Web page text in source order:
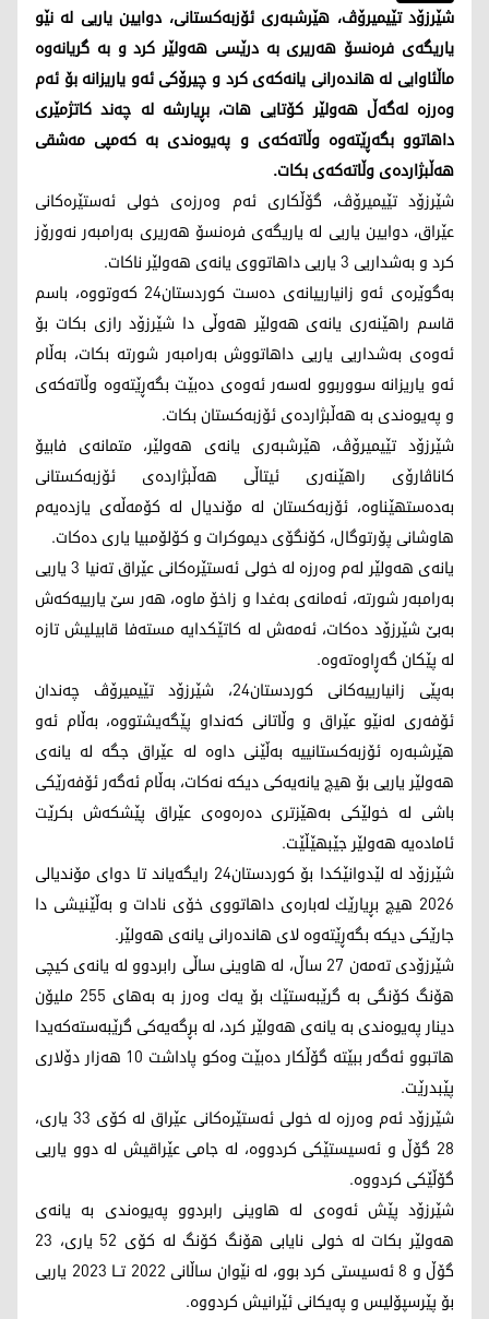
شێرزۆد تێیمیرۆڤ، هێرشبەری ئۆزبەكستانی، دوایین یاریی لە نێو
یاریگەی فرەنسۆ هەریری بە درێسی هەولێر كرد و بە گریانەوە
ماڵئاوایی لە هاندەرانی یانەكەی كرد و چیرۆكی ئەو یاریزانە بۆ ئەم
وەرزە لەگەڵ هەولێر كۆتایی هات، بڕیارشە لە چەند كاتژمێری
داهاتوو بگەڕێتەوە وڵاتەكەی و پەیوەندی بە كەمپی مەشقی
هەڵبژاردەی وڵاتەكەی بكات.
شێرزۆد تێیمیرۆڤ، گۆڵكاری ئەم وەرزەی خولی ئەستێرەكانی
عێراق، دوایین یاریی لە یاریگەی فرەنسۆ هەریری بەرامبەر نەورۆز
كرد و بەشداریی 3 یاریی داهاتووی یانەی هەولێر ناكات.
بەگوێرەی ئەو زانیارییانەی دەست كوردستان24 كەوتووە، باسم
قاسم راهێنەری یانەی هەولێر هەوڵی دا شێرزۆد رازی بكات بۆ
ئەوەی بەشداریی یاریی داهاتووش بەرامبەر شورتە بكات، بەڵام
ئەو یاریزانە سووربوو لەسەر ئەوەی دەبێت بگەڕێتەوە وڵاتەكەی
و پەیوەندی بە هەڵبژاردەی ئۆزبەكستان بكات.
شێرزۆد تێیمیرۆڤ، هێرشبەری یانەی هەولێر، متمانەی فابیۆ
كاناڤارۆی راهێنەری ئیتاڵی هەڵبژاردەی ئۆزبەكستانی
بەدەستهێناوە، ئۆزبەكستان لە مۆندیال لە كۆمەڵەی یازدەیەم
هاوشانی پۆرتوگال، كۆنگۆی دیموكرات و كۆلۆمبیا یاری دەكات.
یانەی هەولێر لەم وەرزە لە خولی ئەستێرەكانی عێراق تەنیا 3 یاریی
بەرامبەر شورتە، ئەمانەی بەغدا و زاخۆ ماوە، هەر سێ یارییەكەش
بەبێ شێرزۆد دەكات، ئەمەش لە كاتێكدایە مستەفا قابیلیش تازە
لە پێكان گەڕاوەتەوە.
بەپێی زانیارییەكانی كوردستان24، شێرزۆد تێیمیرۆڤ چەندان
ئۆفەری لەنێو عێراق و وڵاتانی كەنداو پێگەیشتووە، بەڵام ئەو
هێرشبەرە ئۆزبەكستانییە بەڵێنی داوە لە عێراق جگە لە یانەی
هەولێر یاریی بۆ هیچ یانەیەكی دیكە نەكات، بەڵام ئەگەر ئۆفەرێكی
باشی لە خولێكی بەهێزتری دەرەوەی عێراق پێشكەش بكرێت
ئامادەیە هەولێر جێبهێڵێت.
شێرزۆد لە لێدوانێكدا بۆ كوردستان24 رایگەیاند تا دوای مۆندیالی
2026 هیچ بڕیارێك لەبارەی داهاتووی خۆی نادات و بەڵێنیشی دا
جارێكی دیكە بگەڕێتەوە لای هاندەرانی یانەی هەولێر.
شێرزۆدی تەمەن 27 ساڵ، لە هاوینی ساڵی رابردوو لە یانەی كیچی
هۆنگ كۆنگی بە گرێبەستێك بۆ یەك وەرز بە بەهای 255 ملیۆن
دینار پەیوەندی بە یانەی هەولێر كرد، لە بڕگەیەكی گرێبەستەكەیدا
هاتبوو ئەگەر ببێتە گۆڵكار دەبێت وەكو پاداشت 10 هەزار دۆلاری
پێبدرێت.
شێرزۆد ئەم وەرزە لە خولی ئەستێرەكانی عێراق لە كۆی 33 یاری،
28 گۆڵ و ئەسیستێكی كردووە، لە جامی عێراقیش لە دوو یاریی
گۆڵێكی كردووە.
شێرزۆد پێش ئەوەی لە هاوینی رابردوو پەیوەندی بە یانەی
هەولێر بكات لە خولی نایابی هۆنگ كۆنگ لە كۆی 52 یاری، 23
گۆڵ و 8 ئەسیستی كرد بوو، لە نێوان ساڵانی 2022 تــا 2023 یاریی
بۆ پێرسپۆلیس و پەیكانی ئێرانیش كردووە.